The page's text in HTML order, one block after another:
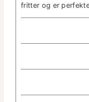
frit­ter og er